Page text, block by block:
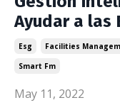
Ayudar a las
Esg Facilities
Smart Fm
May 11, 2022